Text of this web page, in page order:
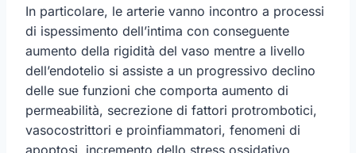
In particolare, le arterie vanno incontro a processi
di ispessimento dell’intima con conseguente
aumento della rigidità del vaso mentre a livello
dell’endotelio si assiste a un progressivo declino
delle sue funzioni che comporta aumento di
permeabilità, secrezione di fattori protrombotici,
vasocostrittori e proinfiammatori, fenomeni di
apoptosi, incremento dello stress ossidativo